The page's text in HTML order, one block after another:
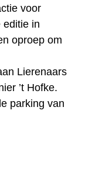
voor
editie in
oproep om
Lierenaars
’t Hofke.
parking van